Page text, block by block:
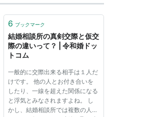
6 ブックマーク
結婚相談所の真剣交際と仮交
際の違いって？ | 令和婚ドッ
トコム
一般的に交際出来る相手は１人だ
けです。 他の人とお付き合いを
したり、一線を超えた関係になる
と浮気とみなされますよね。 し
かし、結婚相談所では複数の人と